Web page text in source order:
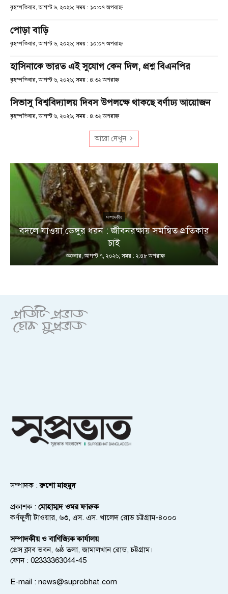
বৃহস্পতিবার, আগস্ট ৬, ২০২৬; সময় : ১০:০৭ অপরাহ্ণ
পোড়া বাড়ি
বৃহস্পতিবার, আগস্ট ৬, ২০২৬; সময় : ১০:০৭ অপরাহ্ণ
হাসিনাকে ভারত এই সুযোগ কেন দিল, প্রশ্ন বিএনপির
বৃহস্পতিবার, আগস্ট ৬, ২০২৬; সময় : ৪:৩২ অপরাহ্ণ
সিভাসু বিশ্ববিদ্যালয় দিবস উপলক্ষে থাকছে বর্ণাঢ্য আয়োজন
বৃহস্পতিবার, আগস্ট ৬, ২০২৬; সময় : ৪:৩২ অপরাহ্ণ
আরো দেখুন
সম্পাদকীয়
বদলে যাওয়া ডেঙ্গুর ধরন : জীবনরক্ষায় সমন্বিত প্রতিকার
চাই
শুক্রবার, আগস্ট ৭, ২০২৬; সময় : ২:৪৮ অপরাহ্ণ
সম্পাদক :রুশো মাহমুদ
প্রকাশক : মোহাম্মদ ওমর ফারুক
কর্ণফুলী টাওয়ার, ৬৩, এস. এস. খালেদ রোড চট্টগ্রাম-৪০০০
সম্পাদকীয় ও বাণিজ্যিক কার্যালয়
প্রেস ক্লাব ভবন, ৬ষ্ঠ তলা, জামালখান রোড, চট্টগ্রাম।
ফোন : 02333363044-45
E-mail : news@suprobhat.com